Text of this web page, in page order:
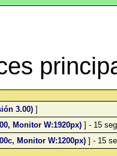
3.00) ]
Monitor W:1920px) ] - 15
Monitor W:1200px) ] - 15